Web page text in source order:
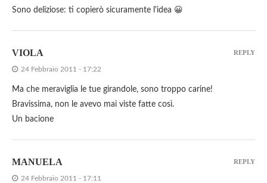
Sono deliziose: ti copierò sicuramente l'idea 😀
VIOLA
24 Febbraio 2011 - 17:22
Ma che meraviglia le tue girandole, sono troppo carine!
Bravissima, non le avevo mai viste fatte così.
Un bacione
REPLY
MANUELA
24 Febbraio 2011 - 17:11
REPLY